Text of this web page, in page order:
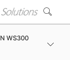
WS300